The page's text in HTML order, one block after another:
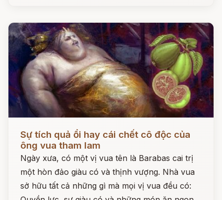
Sự tích quả ổi hay cái chết cô độc của
ông vua tham lam
Ngày xưa, có một vị vua tên là Barabas cai trị
một hòn đảo giàu có và thịnh vượng. Nhà vua
sở hữu tất cả những gì mà mọi vị vua đều có: